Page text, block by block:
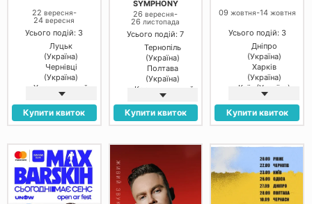
22 вересня-
24вересня
Усього подій: 3
Луцьк
(Україна)
Чернівці
(Україна)
Хмельницький
(Україна)
Купити квиток
SYMPHONY
26вересня-
26листопада
Усього подій: 7
Тернопіль
(Україна)
Полтава
(Україна)
Кропивницький
(Україна)
Черкаси
(Україна)
Франківськ
(Україна)
Київ (Україна)
Купити квиток
09 жовтня-14 жовтня
Усього подій: 3
Дніпро
(Україна)
Харків
(Україна)
Київ (Україна)
Купити квиток